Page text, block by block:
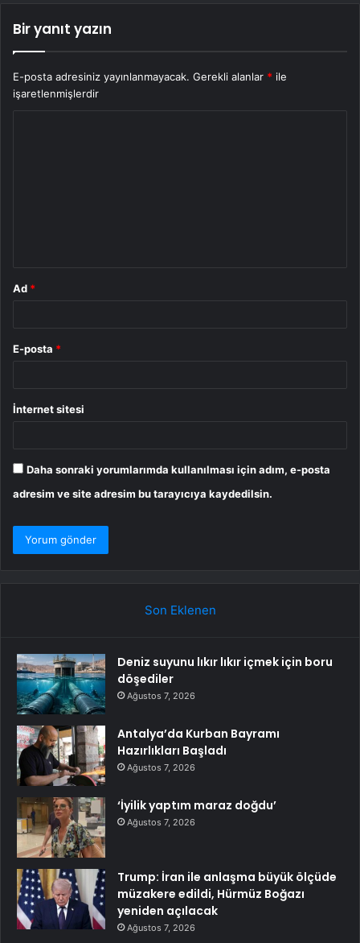
Bir yanıt yazın
E-posta adresiniz yayınlanmayacak. Gerekli alanlar * ile
işaretlenmişlerdir
Ad *
E-posta *
İnternet sitesi
Daha sonraki yorumlarımda kullanılması için adım, e-posta
adresim ve site adresim bu tarayıcıya kaydedilsin.
Son Eklenen
Deniz suyunu lıkır lıkır içmek için boru
döşediler
Ağustos 7, 2026
Antalya’da Kurban Bayramı
Hazırlıkları Başladı
Ağustos 7, 2026
‘İyilik yaptım maraz doğdu’
Ağustos 7, 2026
Trump: İran ile anlaşma büyük ölçüde
müzakere edildi, Hürmüz Boğazı
yeniden açılacak
Ağustos 7, 2026